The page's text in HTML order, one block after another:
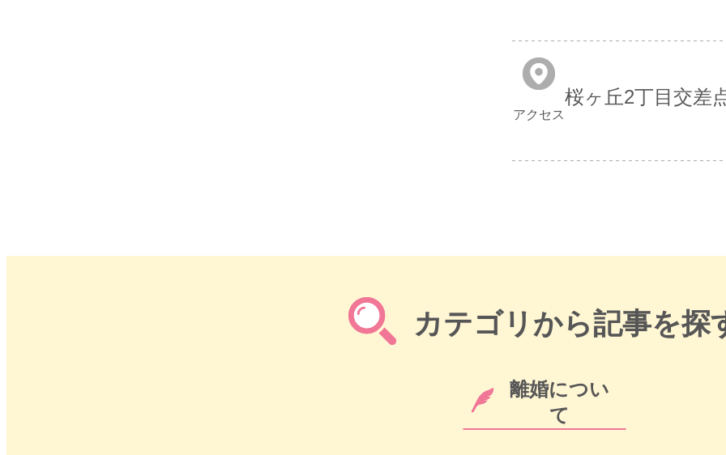
アクセス
桜ヶ丘2丁目交差
カテゴリから記事を探
離婚につい
て